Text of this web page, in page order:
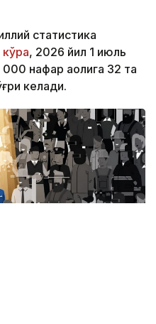
статистика
кўра, 2026 йил 1 июль
000 нафар аҳолига 32 та
келади.